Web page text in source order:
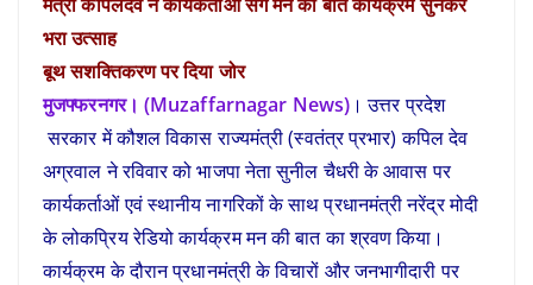
भरा उत्साह
बूथ सशक्तिकरण पर दिया जोर
मुजफ्फरनगर। (Muzaffarnagar News) । उत्तर प्रदेश
सरकार में कौशल विकास राज्यमंत्री (स्वतंत्र प्रभार) कपिल देव
अग्रवाल ने रविवार को भाजपा नेता सुनील चैधरी के आवास पर
कार्यकर्ताओं एवं स्थानीय नागरिकों के साथ प्रधानमंत्री नरेंद्र मोदी
के लोकप्रिय रेडियो कार्यक्रम मन की बात का श्रवण किया।
कार्यक्रम के दौरान प्रधानमंत्री के विचारों और जनभागीदारी पर